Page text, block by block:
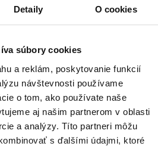
Detaily O cookies
súbory cookies
a reklám, poskytovanie funkcií
návštevnosti používame
o tom, ako používate naše
aj našim partnerom v oblasti
a analýzy. Títo partneri môžu
s ďalšími údajmi, ktoré
si pro použití
přinesli vlastní helmu
apod.). Pokud
můžete si ji půjčit,
tříkolek.